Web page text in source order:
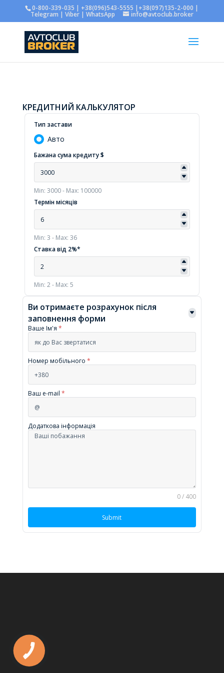
0-800-339-035 | +38(096)543-5555 |+38(097)135-2-000 |
Telegram | Viber | WhatsApp info@avtoclub.broker
КРЕДИТНИЙ КАЛЬКУЛЯТОР
Тип застави
Авто
Бажана сума кредиту $
Min: 3000 - Max: 100000
Термін місяців
Min: 3 - Max: 36
Ставка від 2%*
Min: 2 - Max: 5
Ви отримаєте розрахунок після
заповнення форми
Ваше Ім'я *
Номер мобільного *
Ваш e-mail *
Додаткова інформація
0 / 400
Submit